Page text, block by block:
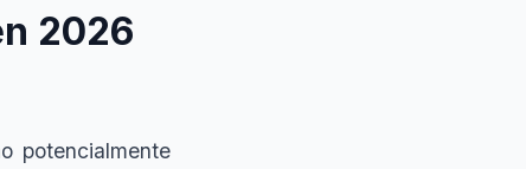
2026
potencialmente